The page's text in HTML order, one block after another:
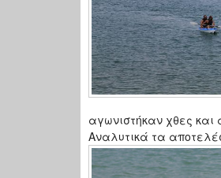
αγωνιστήκαν χθες
Αναλυτικά τα